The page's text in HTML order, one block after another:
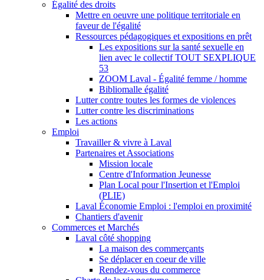
Égalité des droits
Mettre en oeuvre une politique territoriale en
faveur de l'égalité
Ressources pédagogiques et expositions en prêt
Les expositions sur la santé sexuelle en
lien avec le collectif TOUT SEXPLIQUE
53
ZOOM Laval - Égalité femme / homme
Bibliomalle égalité
Lutter contre toutes les formes de violences
Lutter contre les discriminations
Les actions
Emploi
Travailler & vivre à Laval
Partenaires et Associations
Mission locale
Centre d'Information Jeunesse
Plan Local pour l'Insertion et l'Emploi
(PLIE)
Laval Économie Emploi : l'emploi en proximité
Chantiers d'avenir
Commerces et Marchés
Laval côté shopping
La maison des commerçants
Se déplacer en coeur de ville
Rendez-vous du commerce